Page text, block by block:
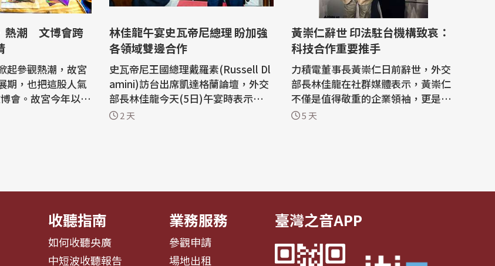
熱潮 文博會跨
起參觀熱潮，故宮
期，也把這股人氣
會。故宮今年以
打造展區，推出
林佳龍午宴史瓦帝尼總理 盼加強
各領域雙邊合作
史瓦帝尼王國總理戴羅素(Russell Dl
amini)訪台出席凱達格蘭論壇，外交
部長林佳龍今天(5日)午宴時表示，台
灣自豪能成為史國最值得信賴的發展
2 天
黃崇仁辭世 印法駐台機構致哀：
科技合作重要推手
力積電董事長黃崇仁日前辭世，外交
部長林佳龍在社群媒體表示，黃崇仁
不僅是值得敬重的企業領袖，更是能
共商國家發展、國際局勢與願景的忘
5 天
收聽指南
如何收聽央廣
中短波收聽報告
業務服務
參觀申請
場地出租
臺灣之音APP